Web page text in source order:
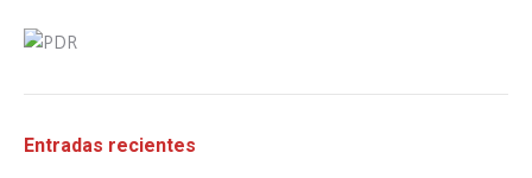
Entradas recientes